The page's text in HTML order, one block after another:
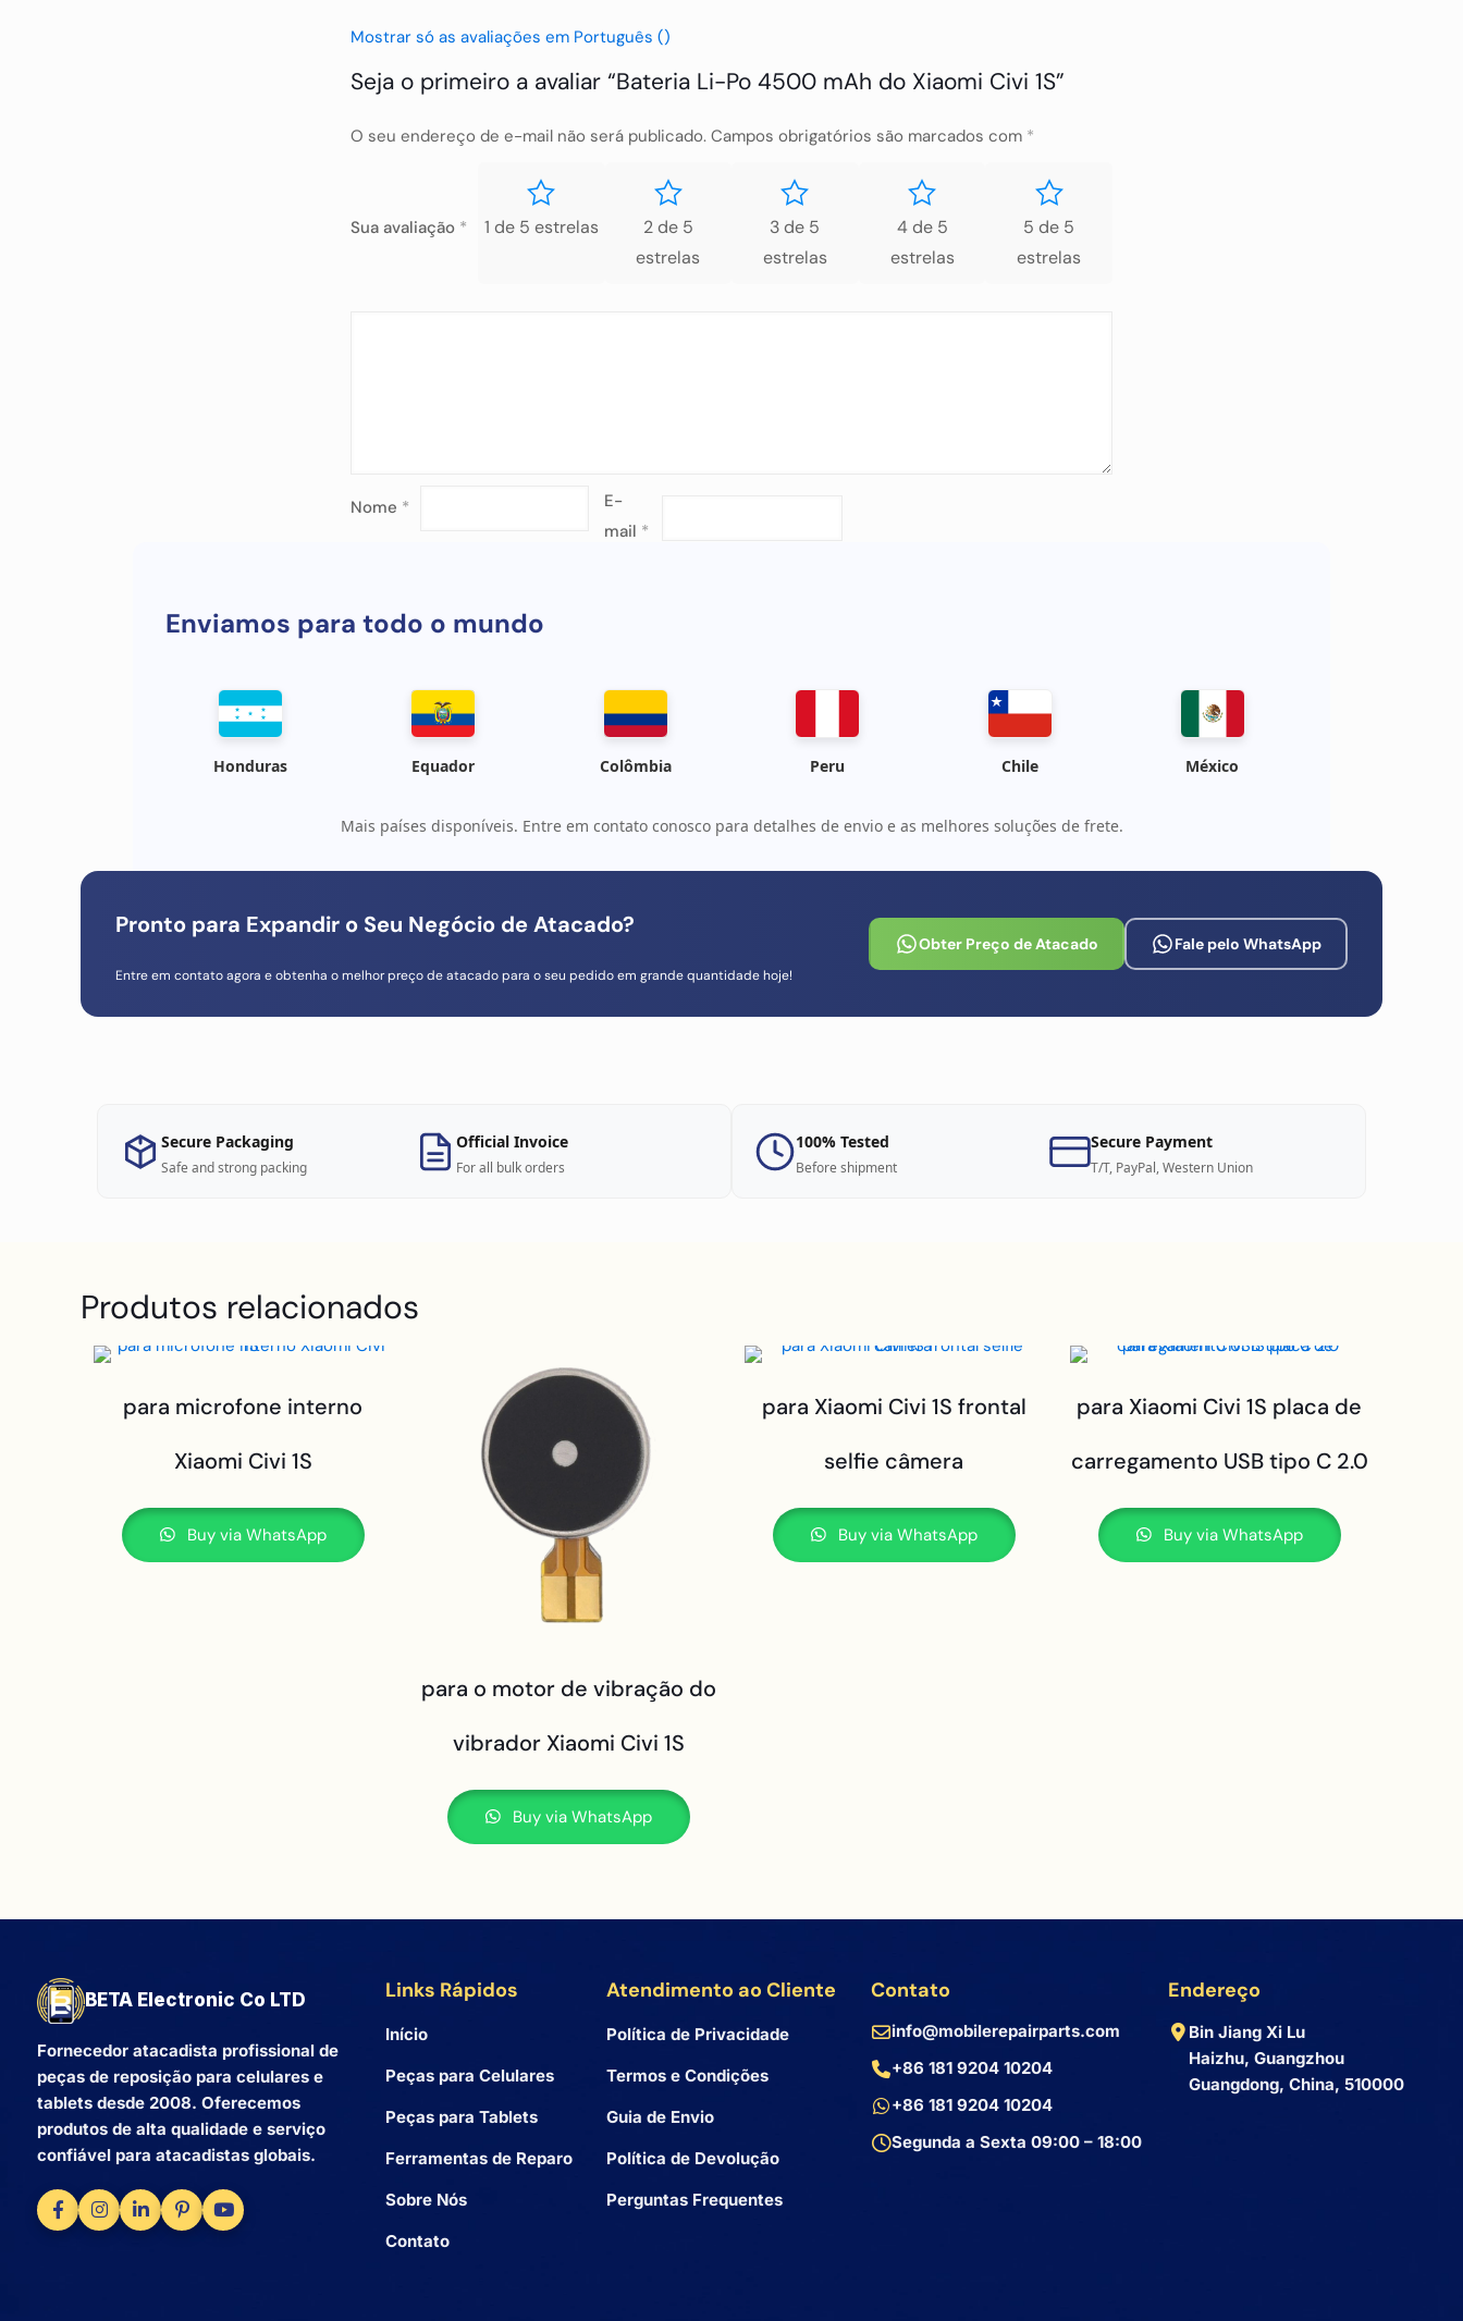
Mostrar só as avaliações em Português ()
Seja o primeiro a avaliar “Bateria Li-Po 4500 mAh do Xiaomi Civi 1S”
O seu endereço de e-mail não será publicado. Campos obrigatórios são marcados com *
Sua avaliação * 1 de 5 estrelas
2 de 5
estrelas
3 de 5
estrelas
4 de 5
estrelas
5 de 5
estrelas
Nome *
E-
mail *
Enviamos para todo o mundo
Honduras Equador Colômbia Peru Chile México
Mais países disponíveis. Entre em contato conosco para detalhes de envio e as melhores soluções de frete.
Pronto para Expandir o Seu Negócio de Atacado?
Entre em contato agora e obtenha o melhor preço de atacado para o seu pedido em grande quantidade hoje!
Obter Preço de Atacado Fale pelo WhatsApp
Secure Packaging
Safe and strong packing
Official Invoice
For all bulk orders
100% Tested
Before shipment
Secure Payment
T/T, PayPal, Western Union
Produtos relacionados
para microfone interno
Xiaomi Civi 1S
Buy via WhatsApp
para o motor de vibração do
vibrador Xiaomi Civi 1S
Buy via WhatsApp
para Xiaomi Civi 1S frontal
selfie câmera
Buy via WhatsApp
para Xiaomi Civi 1S placa de
carregamento USB tipo C 2.0
Buy via WhatsApp
BETA Electronic Co LTD
Fornecedor atacadista profissional de
peças de reposição para celulares e
tablets desde 2008. Oferecemos
produtos de alta qualidade e serviço
confiável para atacadistas globais.
Links Rápidos
Início
Peças para Celulares
Peças para Tablets
Ferramentas de Reparo
Sobre Nós
Contato
Atendimento ao Cliente
Política de Privacidade
Termos e Condições
Guia de Envio
Política de Devolução
Perguntas Frequentes
Contato
info@mobilerepairparts.com
+86 181 9204 10204
+86 181 9204 10204
Segunda a Sexta 09:00 – 18:00
Endereço
Bin Jiang Xi Lu
Haizhu, Guangzhou
Guangdong, China, 510000